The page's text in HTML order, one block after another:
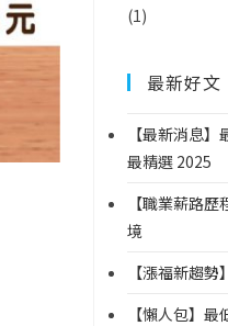
(1)
最新好文
【最新消息
最精選 2025
【職業薪路
境
【漲福新趨
【懶人包】